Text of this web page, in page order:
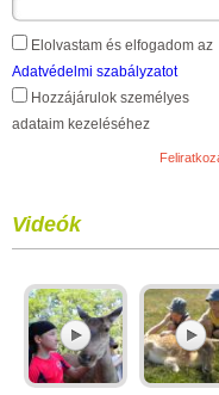
Elolvastam és elfogadom az
Adatvédelmi szabályzatot
Hozzájárulok személyes
adataim kezeléséhez
Videók